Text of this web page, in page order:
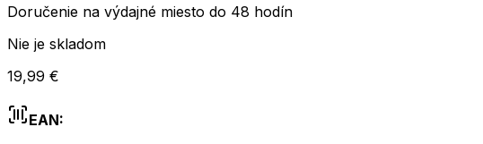
Doručenie na výdajné miesto do 48 hodín
Nie je skladom
19,99 €
EAN: